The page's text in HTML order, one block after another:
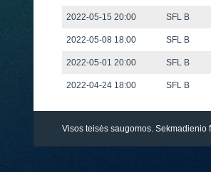
2022-05-15 20:00 SFL B
2022-05-08 18:00 SFL B
2022-05-01 20:00 SFL B
2022-04-24 18:00 SFL B
Visos teisės saugomos.